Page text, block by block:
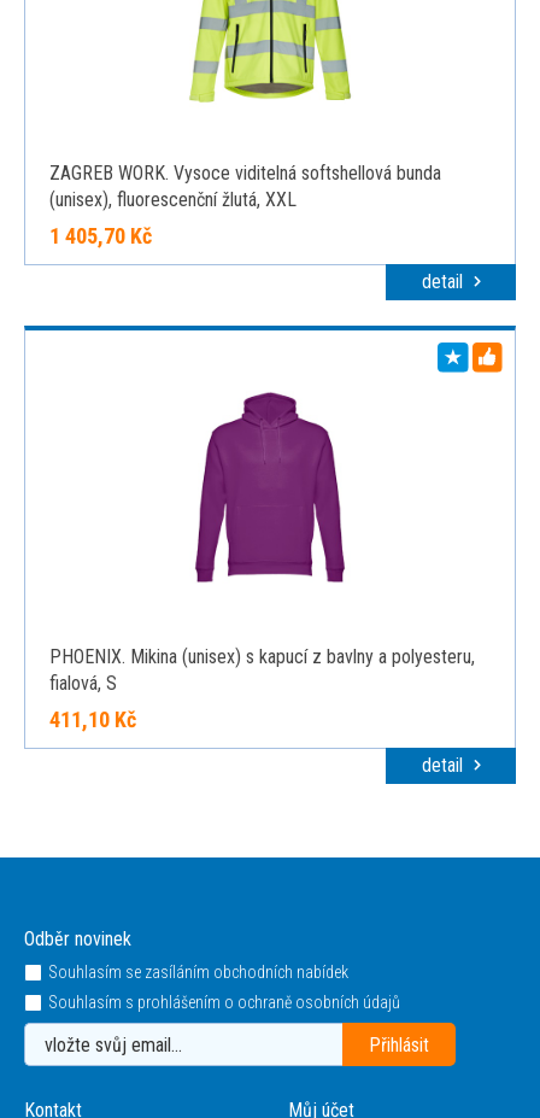
ZAGREB WORK. Vysoce viditelná softshellová bunda
(unisex), fluorescenční žlutá, XXL
1 405,70 Kč
detail
PHOENIX. Mikina (unisex) s kapucí z bavlny a polyesteru,
fialová, S
411,10 Kč
detail
Odběr novinek
Souhlasím se zasíláním obchodních nabídek
Souhlasím s prohlášením o ochraně osobních údajů
Kontakt Můj účet